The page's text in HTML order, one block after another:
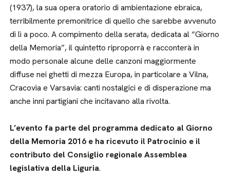
(1937), la sua opera oratorio di ambientazione ebraica,
terribilmente premonitrice di quello che sarebbe avvenuto
di lì a poco. A compimento della serata, dedicata al “Giorno
della Memoria”, il quintetto riproporrà e racconterà in
modo personale alcune delle canzoni maggiormente
diffuse nei ghetti di mezza Europa, in particolare a Vilna,
Cracovia e Varsavia: canti nostalgici e di disperazione ma
anche inni partigiani che incitavano alla rivolta.
L’evento fa parte del programma dedicato al Giorno
della Memoria 2016 e ha ricevuto il Patrocinio e il
contributo del Consiglio regionale Assemblea
legislativa della Liguria.